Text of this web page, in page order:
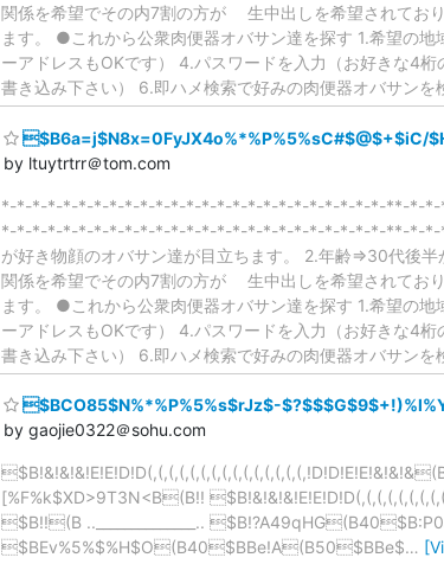
関係を希望でその内7割の方が 生中出しを希望されてお
ます。 ●これから公衆肉便器オバサン達を探す 1.希望の
ーアドレスもOKです） 4.パスワードを入力（お好きな4
書き込み下さい） 6.即ハメ検索で好みの肉便器オバサンを
by ltuytrtrr＠tom.com
*-*-*-*-*-*-*-*-*-*-*-*-*-*-*-*-*-*-*-*-*-*-*-*-*-**-*-*-*-*-*
*-*-*-*-*-*-*-*-*-*-*-*-*-*-*-*-*-*-*-*-*-*-*-*-*-**-*-*-*-*-*
が好き物顔のオバサン達が目立ちます。 2.年齢⇒30代後
関係を希望でその内7割の方が 生中出しを希望されてお
ます。 ●これから公衆肉便器オバサン達を探す 1.希望の
ーアドレスもOKです） 4.パスワードを入力（お好きな4
書き込み下さい） 6.即ハメ検索で好みの肉便器オバサンを
$BCO85$N%*%P%5%s$rJz$-
by gaojie0322＠sohu.com
[%F%k$XD>9T3N<B(B!!
$B!!(B ..______________..
$BEv%5%$%H$O(B40$BBe!A(B50$BBe$…